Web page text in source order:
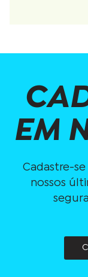
EM
Cadastre-
nossos